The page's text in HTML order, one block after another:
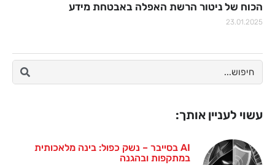
עשוי לעניין אותך:
AI בסייבר – נשק כפול: בינה מלאכותית
במתקפות ובהגנה
הכוח של ניטור הרשת האפלה באבטחת מידע
23.01.2025